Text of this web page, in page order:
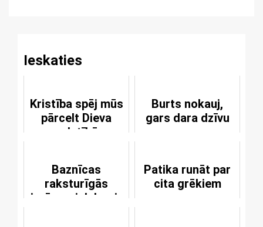
Ieskaties
Kristība spēj mūs
pārcelt Dieva
valstībā
Burts nokauj,
gars dara dzīvu
Baznīcas
raksturīgās
iezīmes jeb kur ir
Patika runāt par
cita grēkiem